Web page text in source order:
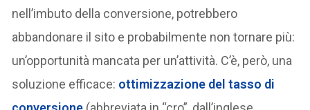
nell’imbuto della conversione, potrebbero
abbandonare il sito e probabilmente non tornare più:
un’opportunità mancata per un’attività. C’è, però, una
soluzione efficace: ottimizzazione del tasso di